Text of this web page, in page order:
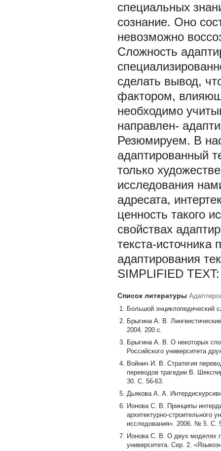
специальных
сознание. Оно
невозможно
Сложность
сделать вывод,
фактором,
необходимо
направлен-
Резюмируем. В
адаптированный
только
исследования
адресата,
ценность такого
свойствах
текста-источника
адаптирования
SIMPLIFIED
Список литературы
Большой энциклопедический
Брыгина А. В.
2004. 200 с.
Брыгина А. В. О некоторых
Российского университета
Войнич И. В. Стратегия
переводов трагедии В.
30. С. 56-63.
Дьякова А. А.
Ионова С. В. Принципы
архитектурно-строительного
исследования». 2006. № 5. С.
Ионова С. В. О двух моделях
университета. Сер. 2.